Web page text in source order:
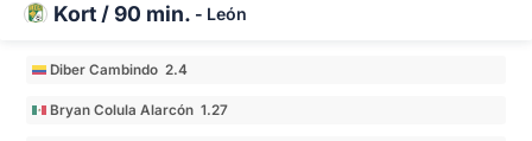
Kort / 90 min. - León
Diber Cambindo 2.4
Bryan Colula Alarcón 1.27